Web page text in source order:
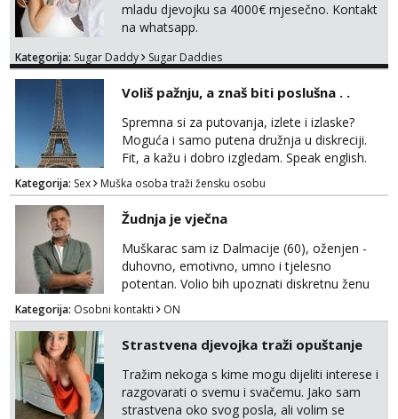
mladu djevojku sa 4000€ mjesečno. Kontakt
na whatsapp.
Kategorija: Sugar Daddy Sugar Daddies
Voliš pažnju, a znaš biti poslušna . .
Spremna si za putovanja, izlete i izlaske?
Moguća i samo putena družnja u diskreciji.
Fit, a kažu i dobro izgledam. Speak english.
Javi se WhatsApp +385958572362
Kategorija: Sex Muška osoba traži žensku osobu
Žudnja je vječna
Muškarac sam iz Dalmacije (60), oženjen -
duhovno, emotivno, umno i tjelesno
potentan. Volio bih upoznati diskretnu ženu
koja voli život i životnu razigranost, neovisno
o njenim godinama, statusu i tzv. moralu. Na
lijep ću način, galantno i svojim srcem
uzvratiti na prijateljstvo, nježnost i strast.
Kategorija: Osobni kontakti ON
Strastvena djevojka traži opuštanje
Tražim nekoga s kime mogu dijeliti interese i
razgovarati o svemu i svačemu. Jako sam
strastvena oko svog posla, ali volim se